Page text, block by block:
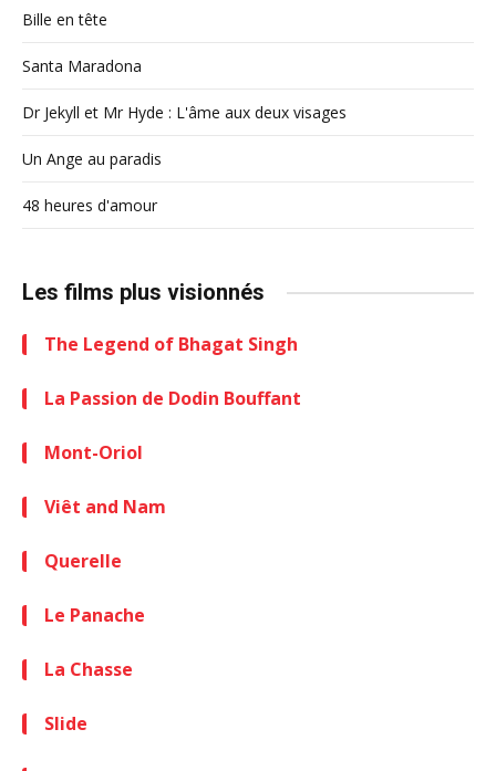
Bille en tête
Santa Maradona
Dr Jekyll et Mr Hyde : L'âme aux deux visages
Un Ange au paradis
48 heures d'amour
Les films plus visionnés
The Legend of Bhagat Singh
La Passion de Dodin Bouffant
Mont-Oriol
Viêt and Nam
Querelle
Le Panache
La Chasse
Slide